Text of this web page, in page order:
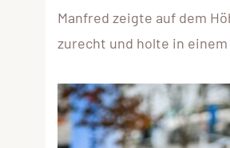
Manfred zeigte auf dem
zurecht und holte in